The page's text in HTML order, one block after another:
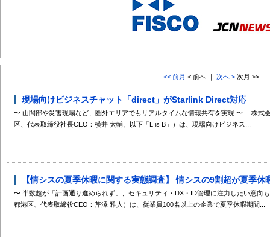
<< 前月 < 前へ ｜ 次へ >次月 >>
現場向けビジネスチャット「direct」がStarlink Direct対応
〜 山間部や災害現場など、圏外エリアでもリアルタイムな情報共有を実現 〜 株式
区、代表取締役社長CEO：横井 太輔、以下「L is B」）は、現場向けビジネス...
【情シスの夏季休暇に関する実態調査】 情シスの9割超が夏季休
〜 半数超が「計画通り進められず」、セキュリティ・DX・ID管理に注力したい意
都港区、代表取締役CEO：芹澤 雅人）は、従業員100名以上の企業で夏季休暇期間...